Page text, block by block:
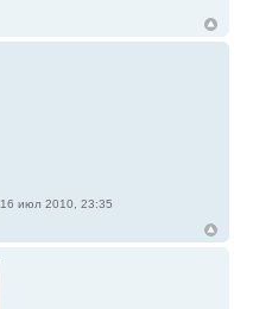
16 июл 2010, 23:35